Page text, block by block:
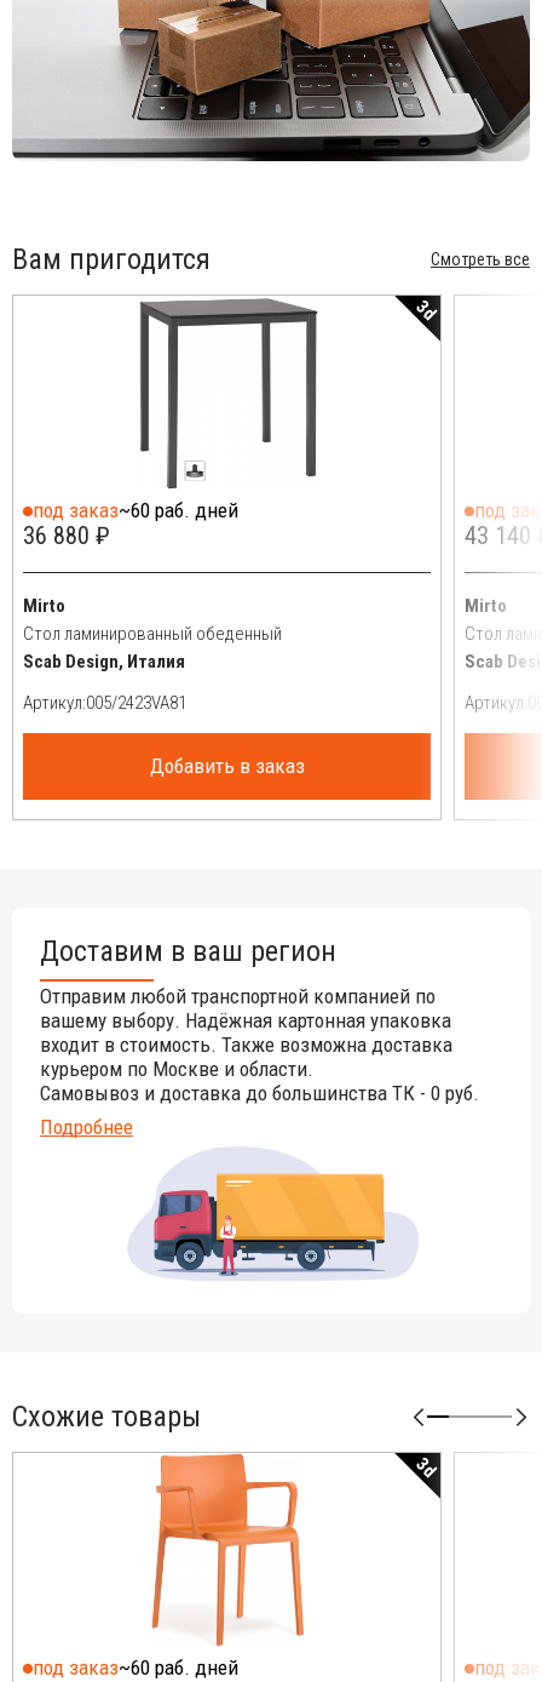
Вам пригодится Смотреть все
3d
под заказ~60 раб. дней
36 880 ₽
Mirto
Стол ламинированный обеденный
Scab Design, Италия
Артикул:
Добавить в заказ
под
43 140
Mirto
Стол
Scab
Артикул:
Доставим в ваш регион
Отправим любой транспортной компанией по
вашему выбору. Надёжная картонная упаковка
входит в стоимость. Также возможна доставка
курьером по Москве и области.
Самовывоз и доставка до большинства ТК - 0 руб.
Подробнее
Схожие товары
3d
под заказ~60 раб. дней под